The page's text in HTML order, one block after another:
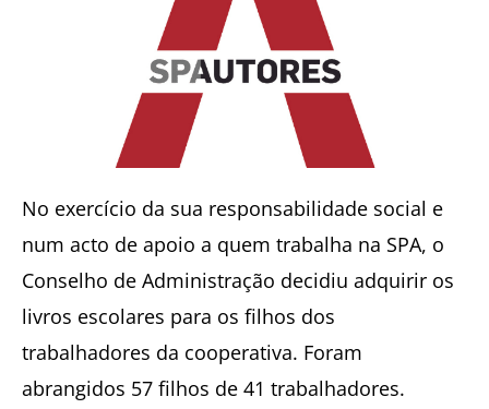
No exercício da sua responsabilidade social e
num acto de apoio a quem trabalha na SPA, o
Conselho de Administração decidiu adquirir os
livros escolares para os filhos dos
trabalhadores da cooperativa. Foram
abrangidos 57 filhos de 41 trabalhadores.